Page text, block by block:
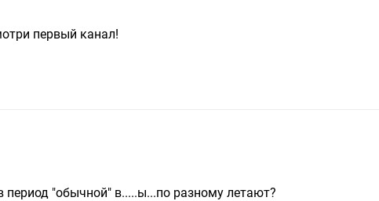
первый канал!
период "обычной" в.....ы...по разному летают?